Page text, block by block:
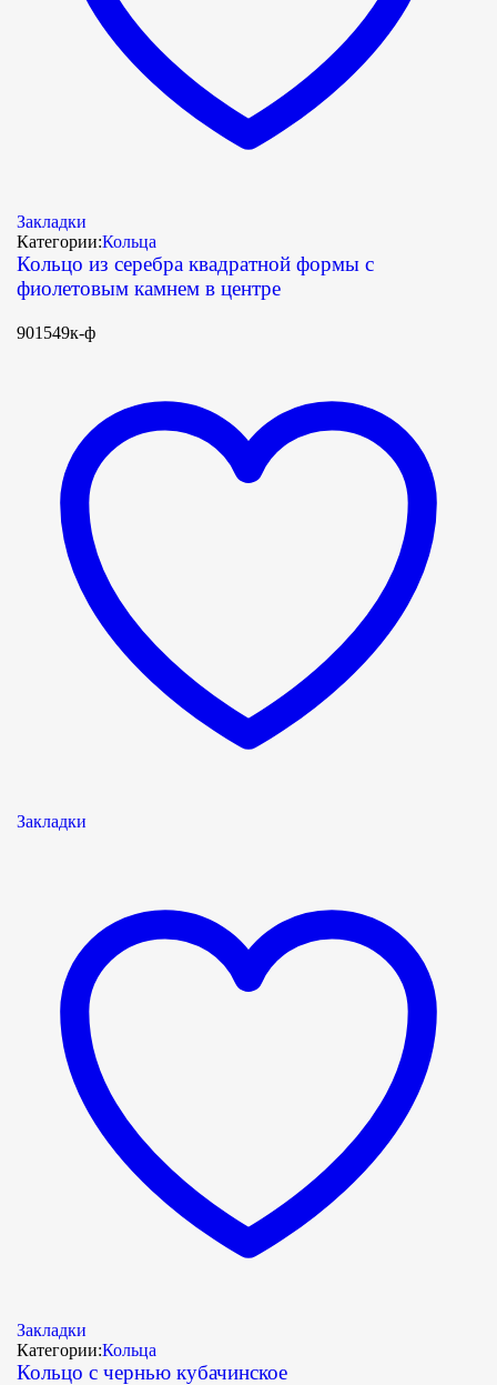
Закладки
Категории:Кольца
Кольцо из серебра квадратной формы с
фиолетовым камнем в центре
901549к-ф
Закладки
Закладки
Категории:Кольца
Кольцо с чернью кубачинское